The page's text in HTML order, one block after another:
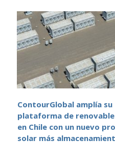
ContourGlobal amplía su
plataforma de
en Chile con un nuevo
solar más